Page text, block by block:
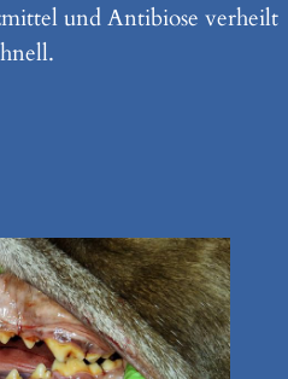
und Antibiose verheilt